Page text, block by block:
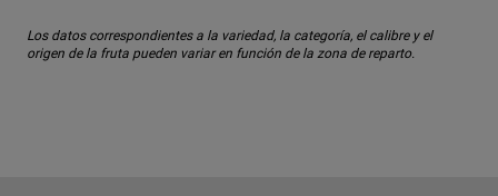
Los datos correspondientes a la variedad, la categoría, el calibre y el
origen de la fruta pueden variar en función de la zona de reparto.